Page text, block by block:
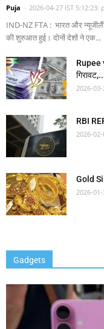
Puja - 2026-04-27 IST 5:12:23:
IND-NZ FTA : भारत और न्यूजीलैंड
की शुरुआत हुई। दोनों देशों ने एक...
Rupee
2026-
RBI
2026-
Gold
2026-
Gadgets